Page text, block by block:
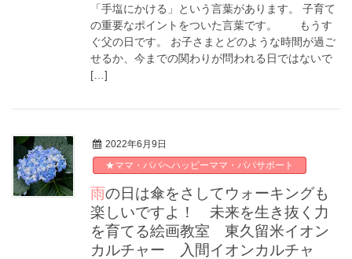
「手塩にかける」という言葉があります。 子育て
の重要なポイントをついた言葉です。 もうす
ぐ父の日です。 お子さまとどのような時間が過ご
せるか、今までの関わりが問われる日ではないで
[…]
2022年6月9日
★ママ・パパへハッピーママ・パパサポート
雨の日は傘をさしてウォーキングも
楽しいですよ！ 未来を生き抜く力
を育てる絵画教室 東久留米イオン
カルチャー 入間イオンカルチャ